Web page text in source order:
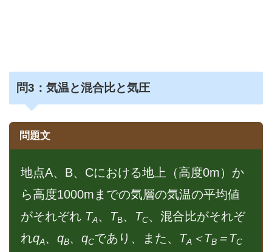
問3：気温と混合比と気圧
問題文
地点A、B、Cにおける地上（高度0m）か
ら高度1000mまでの気層の気温の平均値
がそれぞれ TA、 TB、 TC、混合比がそれぞ
れqA、qB、qCであり、また、 TA ＜TB ＝TC